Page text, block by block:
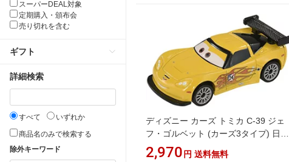
スーパーDEAL対象
定期購入・頒布会
売り切れを含む
ギフト
詳細検索
すべて
いずれか
商品名のみで検索する
除外キーワード
ディズニー カーズ トミカ C-39 ジェ
フ・ゴルベット (カーズ3タイプ) 日付
時間指定不可
2,970 円 送料無料